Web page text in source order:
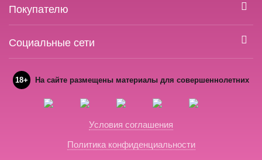
Покупателю
Социальные сети
18+ На сайте размещены материалы для совершеннолетних
Условия соглашения
Политика конфиденциальности